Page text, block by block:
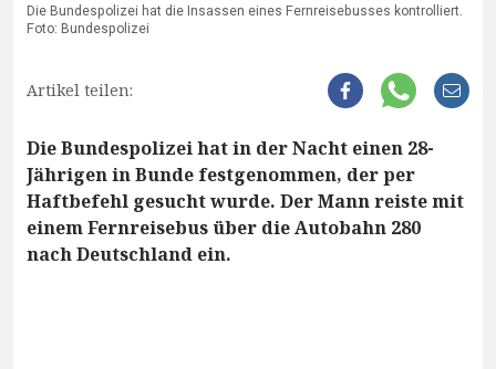
Die Bundespolizei hat die Insassen eines Fernreisebusses kontrolliert.
Foto: Bundespolizei
Artikel teilen:
Die Bundespolizei hat in der Nacht einen 28-
Jährigen in Bunde festgenommen, der per
Haftbefehl gesucht wurde. Der Mann reiste mit
einem Fernreisebus über die Autobahn 280
nach Deutschland ein.